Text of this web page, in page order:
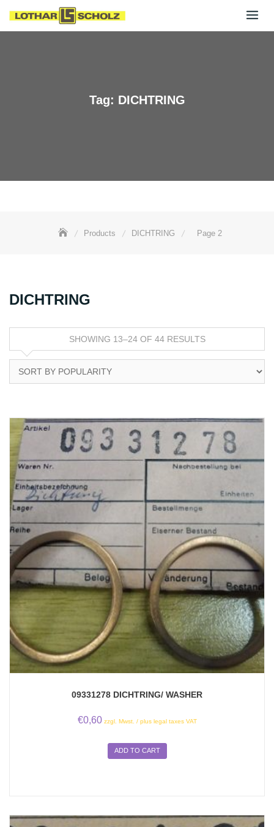
Tag: DICHTRING
Products DICHTRING Page 2
DICHTRING
SHOWING 13–24 OF 44 RESULTS
09331278 DICHTRING/ WASHER
€0,60 zzgl. Mwst. / plus legal taxes VAT
ADD TO CART